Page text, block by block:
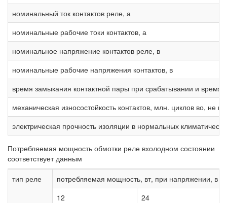
номинальный ток контактов реле, а
номинальные рабочие токи контактов, а
номинальное напряжение контактов реле, в
номинальные рабочие напряжения контактов, в
время замыкания контактной пары при срабатывании и
механическая износостойкость контактов, млн. циклов во, не
электрическая прочность изоляции в нормальных
Потребляемая мощность обмотки реле вхолодном состоянии
соответствует данным
тип реле
потребляемая мощность, вт, при напряжении, в
12
24